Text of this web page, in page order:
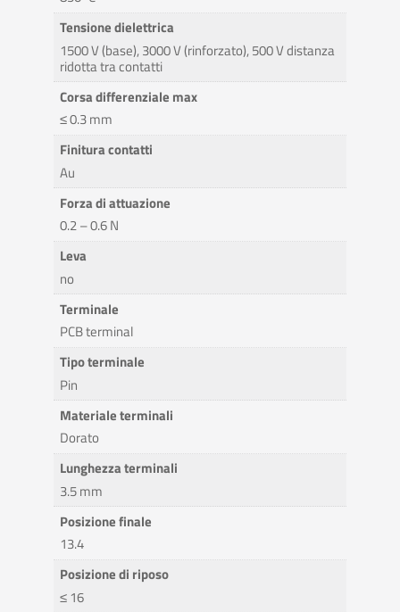
Tensione dielettrica
1500 V (base), 3000 V (rinforzato), 500 V distanza
ridotta tra contatti
Corsa differenziale max
≤ 0.3 mm
Finitura contatti
Au
Forza di attuazione
0.2 – 0.6 N
Leva
no
Terminale
PCB terminal
Tipo terminale
Pin
Materiale terminali
Dorato
Lunghezza terminali
3.5 mm
Posizione finale
13.4
Posizione di riposo
≤ 16